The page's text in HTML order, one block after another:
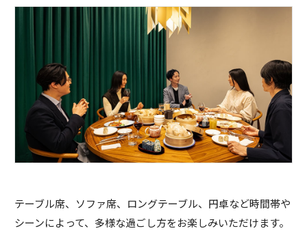
テーブル席、ソファ席、ロングテーブル、円卓など時間帯や
シーンによって、多様な過ごし方をお楽しみいただけます。